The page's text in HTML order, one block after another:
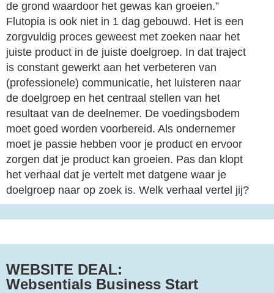
de grond waardoor het gewas kan groeien.”
Flutopia is ook niet in 1 dag gebouwd. Het is een
zorgvuldig proces geweest met zoeken naar het
juiste product in de juiste doelgroep. In dat traject
is constant gewerkt aan het verbeteren van
(professionele) communicatie, het luisteren naar
de doelgroep en het centraal stellen van het
resultaat van de deelnemer. De voedingsbodem
moet goed worden voorbereid. Als ondernemer
moet je passie hebben voor je product en ervoor
zorgen dat je product kan groeien. Pas dan klopt
het verhaal dat je vertelt met datgene waar je
doelgroep naar op zoek is. Welk verhaal vertel jij?
WEBSITE DEAL:
Websentials Business Start